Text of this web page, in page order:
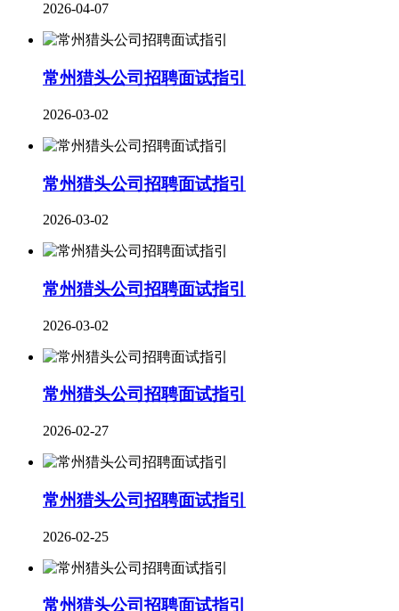
2026-04-07
常州猎头公司招聘面试指引
2026-03-02
常州猎头公司招聘面试指引
2026-03-02
常州猎头公司招聘面试指引
2026-03-02
​常州猎头公司招聘面试指引
2026-02-27
常州猎头公司招聘面试指引
2026-02-25
常州猎头公司招聘面试指引